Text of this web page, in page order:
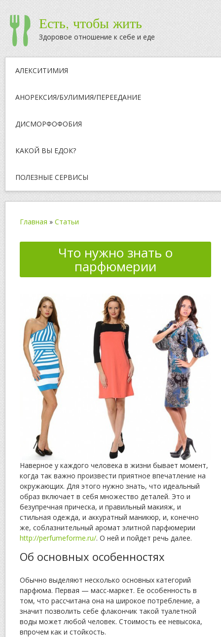
Есть, чтобы жить
Здоровое отношение к себе и еде
АЛЕКСИТИМИЯ
АНОРЕКСИЯ/БУЛИМИЯ/ПЕРЕЕДАНИЕ
ДИСМОРФОФОБИЯ
КАКОЙ ВЫ ЕДОК?
ПОЛЕЗНЫЕ СЕРВИСЫ
Главная » Статьи
Что нужно знать о
парфюмерии
Наверное у каждого человека в жизни бывает момент,
когда так важно произвести приятное впечатление на
окружающих. Для этого нужно знать, что идеальный
образ включает в себя множество деталей. Это и
безупречная прическа, и правильный макияж, и
стильная одежда, и аккуратный маникюр, и, конечно
же, соблазнительный аромат элитной парфюмерии
http://perfumeforme.ru/. О ней и пойдет речь далее.
Об основных особенностях
Обычно выделяют несколько основных категорий
парфюма. Первая — масс-маркет. Ее особенность в
том, что рассчитана она на широкое потребление, а
значит позволить себе флакончик такой туалетной
воды может любой человек. Стоимость ее невысока,
впрочем как и стойкость.